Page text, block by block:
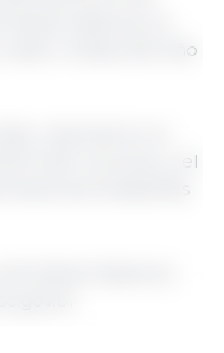
Catarina, en
meses del año
nacional en el
% del volumen y el
brasileñas
Santa Catarina |